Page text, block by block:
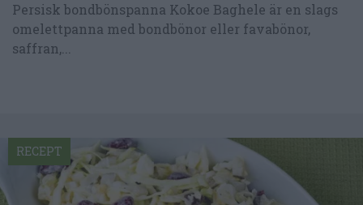
Persisk bondbönspanna Kokoe Baghele är en slags
omelettpanna med bondbönor eller favabönor,
saffran,...
RECEPT